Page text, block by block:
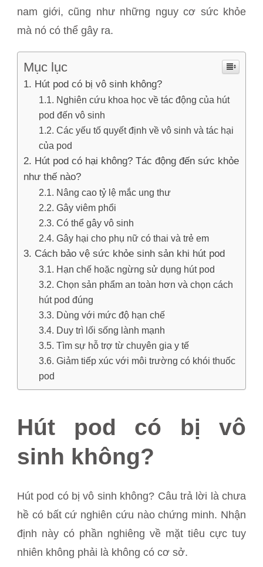
nam giới, cũng như những nguy cơ sức khỏe
mà nó có thể gây ra.
Mục lục
Hút pod có bị vô sinh không?
Nghiên cứu khoa học về tác động của hút
pod đến vô sinh
Các yếu tố quyết định về vô sinh và tác hại
của pod
Hút pod có hại không? Tác động đến sức khỏe
như thế nào?
Nâng cao tỷ lệ mắc ung thư
Gây viêm phổi
Có thể gây vô sinh
Gây hại cho phụ nữ có thai và trẻ em
Cách bảo vệ sức khỏe sinh sản khi hút pod
Hạn chế hoặc ngừng sử dụng hút pod
Chọn sản phẩm an toàn hơn và chọn cách
hút pod đúng
Dùng với mức độ hạn chế
Duy trì lối sống lành mạnh
Tìm sự hỗ trợ từ chuyên gia y tế
Giảm tiếp xúc với môi trường có khói thuốc
pod
Hút pod có bị vô
sinh không?
Hút pod có bị vô sinh không? Câu trả lời là chưa
hề có bất cứ nghiên cứu nào chứng minh. Nhận
định này có phần nghiêng về mặt tiêu cực tuy
nhiên không phải là không có cơ sở.